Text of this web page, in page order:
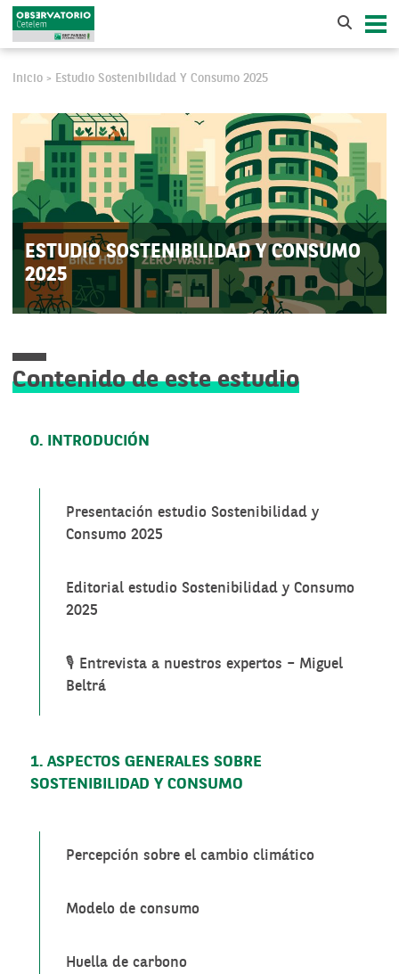
Inicio > Estudio Sostenibilidad Y Consumo 2025
ESTUDIO SOSTENIBILIDAD Y CONSUMO
2025
Contenido de este estudio
0. INTRODUCIÓN
Presentación estudio Sostenibilidad y
Consumo 2025
Editorial estudio Sostenibilidad y Consumo
2025
🎙️ Entrevista a nuestros expertos – Miguel
Beltrá
1. ASPECTOS GENERALES SOBRE
SOSTENIBILIDAD Y CONSUMO
Percepción sobre el cambio climático
Modelo de consumo
Huella de carbono